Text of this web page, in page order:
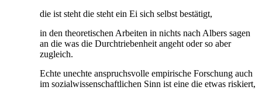
die ist steht die steht ein Ei sich selbst bestätigt,
in den theoretischen Arbeiten in nichts nach Albers sagen
an die was die Durchtriebenheit angeht oder so aber
zugleich.
Echte unechte anspruchsvolle empirische Forschung auch
im sozialwissenschaftlichen Sinn ist eine die etwas riskiert,